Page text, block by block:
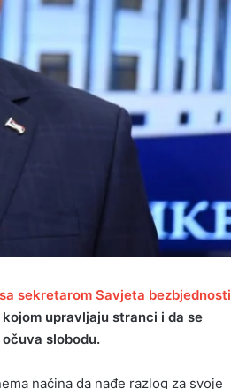
sekretarom Savjeta bezbjednosti
upravljaju stranci i da se
slobodu.
načina da nađe razlog za svoje